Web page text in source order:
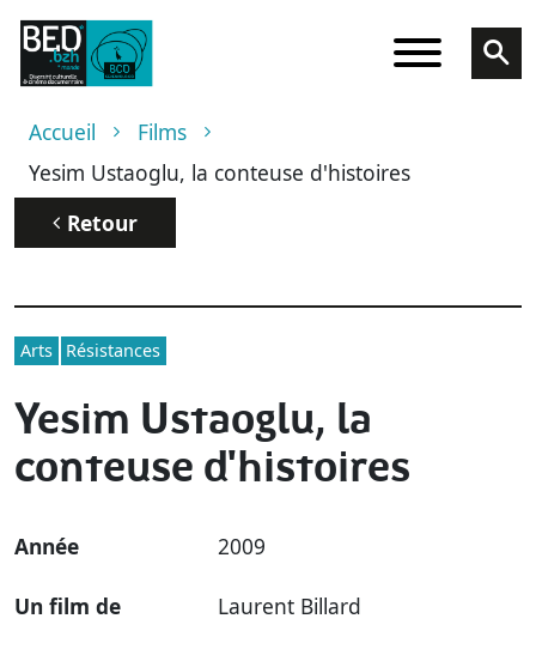
Aller au contenu principal
Fil d'Ariane
Accueil
Films
Yesim Ustaoglu, la conteuse d'histoires
Retour
Arts Résistances
Yesim Ustaoglu, la
conteuse d'histoires
Année 2009
Un film de Laurent Billard